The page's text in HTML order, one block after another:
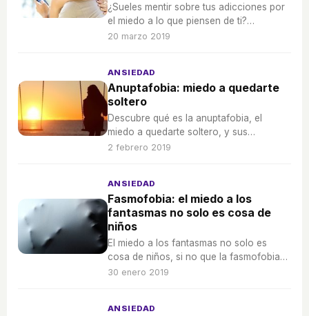
¿Sueles mentir sobre tus adicciones por
el miedo a lo que piensen de ti?
Descubre cómo controlar esas mentiras
20 marzo 2019
ANSIEDAD
Anuptafobia: miedo a quedarte
soltero
Descubre qué es la anuptafobia, el
miedo a quedarte soltero, y sus
caracterísiticas.
2 febrero 2019
ANSIEDAD
Fasmofobia: el miedo a los
fantasmas no solo es cosa de
niños
El miedo a los fantasmas no solo es
cosa de niños, si no que la fasmofobia
también la puede padecer los adultos.
30 enero 2019
ANSIEDAD